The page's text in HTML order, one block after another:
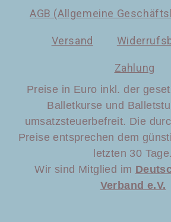
AGB (Allgemeine
Versand
Zahlung
Preise in Euro inkl. der
Balletkurse und
umsatzsteuerbefreit. Die
Preise entsprechen dem
letzten 30 Tage.
Wir sind Mitglied im
Verband e.V.